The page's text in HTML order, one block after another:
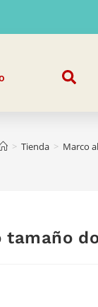
> Tienda > Marco